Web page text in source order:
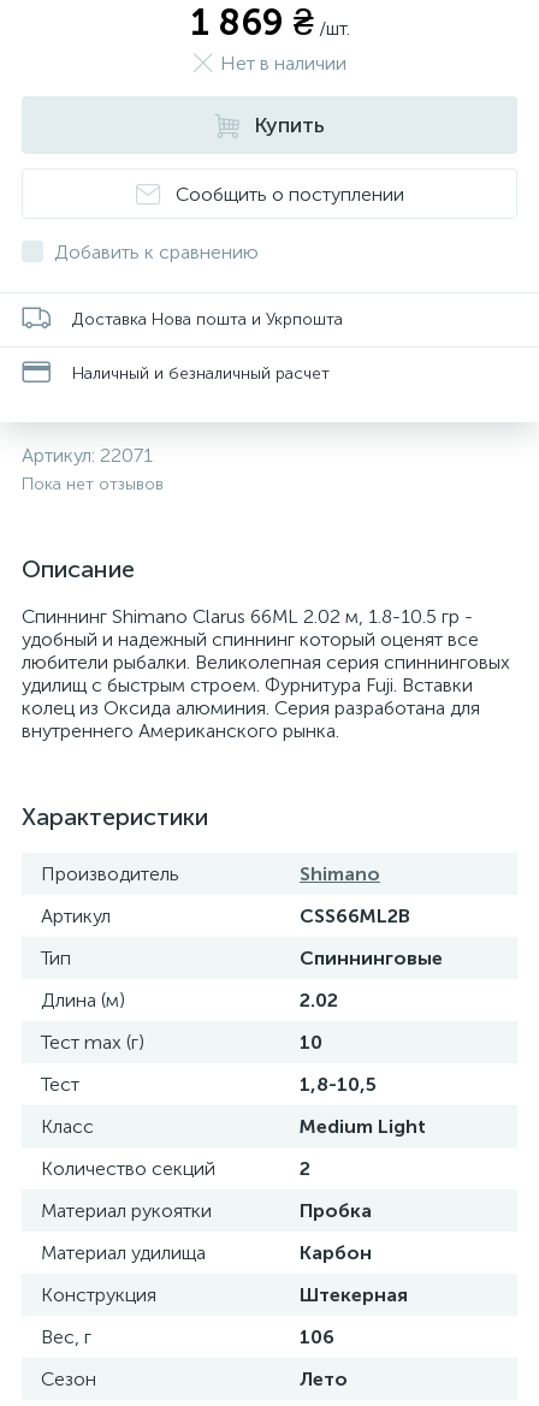
1 869 ₴ /шт.
Нет в наличии
Купить
Сообщить о поступлении
Добавить к сравнению
Доставка Нова пошта и Укрпошта
Наличный и безналичный расчет
Артикул: 22071
Пока нет отзывов
Описание
Спиннинг Shimano Clarus 66ML 2.02 м, 1.8-10.5 гр -
удобный и надежный спиннинг который оценят все
любители рыбалки. Великолепная серия спиннинговых
удилищ с быстрым строем. Фурнитура Fuji. Вставки
колец из Оксида алюминия. Серия разработана для
внутреннего Американского рынка.
Характеристики
Производитель
Shimano
Артикул
CSS66ML2B
Тип
Спиннинговые
Длина (м)
2.02
Тест max (г)
10
Тест
1,8-10,5
Класс
Medium Light
Количество секций
2
Материал рукоятки
Пробка
Материал удилища
Карбон
Конструкция
Штекерная
Вес, г
106
Сезон
Лето